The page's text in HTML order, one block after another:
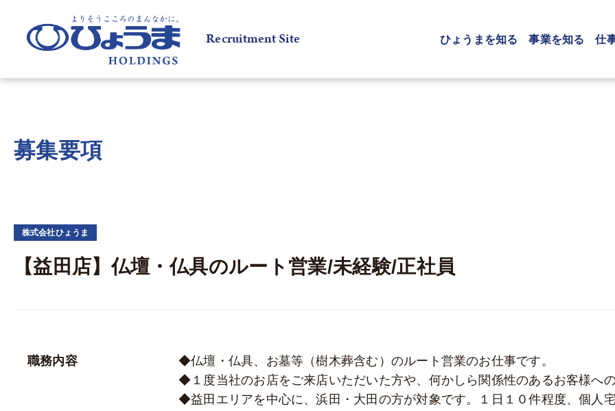
Recruitment Site ひょうまを知る 事業を知る 仕
募集要項
株式会社ひょうま
【益田店】仏壇・仏具のルート営業/未経験/正社員
職務内容
◆仏壇・仏具、お墓等（樹木葬含む）のルート営業のお仕事です。
◆１度当社のお店をご来店いただいた方や、何かしら関係性のあるお客様への
◆益田エリアを中心に、浜田・大田の方が対象です。１日１０件程度、個人